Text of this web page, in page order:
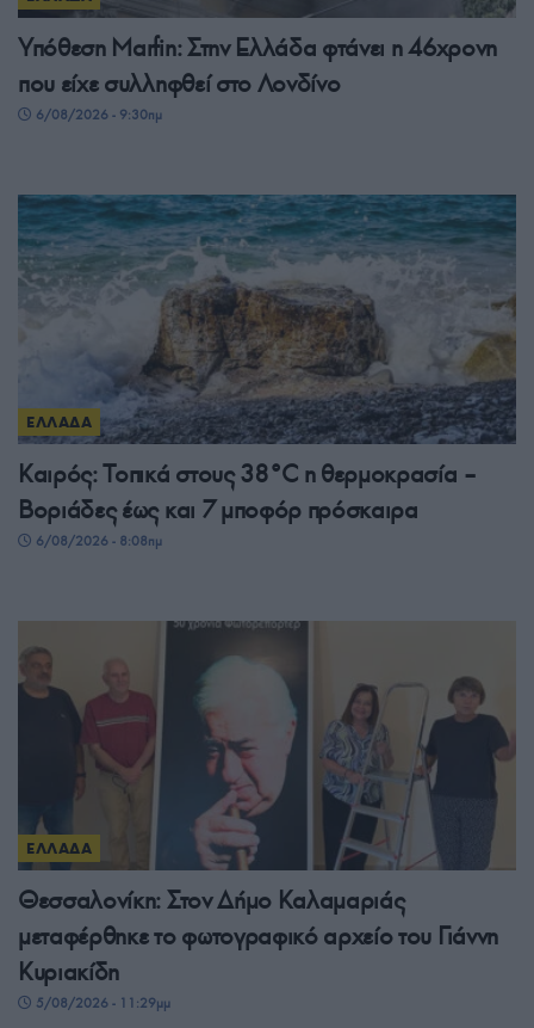
Υπόθεση Μarfin: Στην Ελλάδα φτάνει η 46χρονη
που είχε συλληφθεί στο Λονδίνο
6/08/2026 - 9:30πμ
ΕΛΛΑΔΑ
Καιρός: Τοπικά στους 38°C η θερμοκρασία –
Βοριάδες έως και 7 μποφόρ πρόσκαιρα
6/08/2026 - 8:08πμ
ΕΛΛΑΔΑ
Θεσσαλονίκη: Στον Δήμο Καλαμαριάς
μεταφέρθηκε το φωτογραφικό αρχείο του Γιάννη
Κυριακίδη
5/08/2026 - 11:29μμ